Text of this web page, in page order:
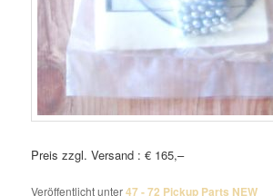
Preis zzgl. Versand : € 165,–
Veröffentlicht unter47 - 72 Pickup Parts NEW